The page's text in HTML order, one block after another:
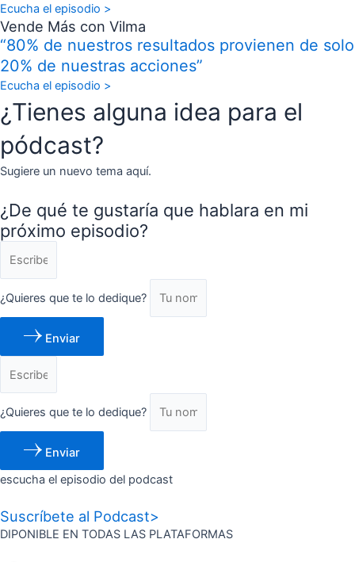
Ecucha el episodio >
Vende Más con Vilma
“80% de nuestros resultados provienen de solo
20% de nuestras acciones”
Ecucha el episodio >
¿Tienes alguna idea para el
pódcast?
Sugiere un nuevo tema aquí.
¿De qué te gustaría que hablara en mi
próximo episodio?
¿Quieres que te lo dedique?
Enviar
¿Quieres que te lo dedique?
Enviar
escucha el episodio del podcast
Suscríbete al Podcast>
DIPONIBLE EN TODAS LAS PLATAFORMAS